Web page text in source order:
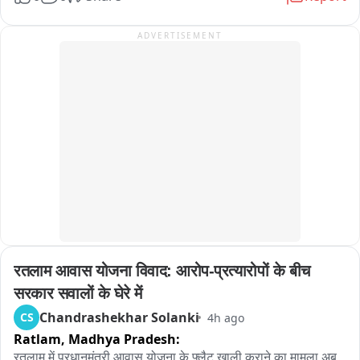
दिक्कतों का सामना करना पड़ रहा है। ADVERTISEMENT
रतलाम आवास योजना विवाद: आरोप-प्रत्यारोपों के बीच
सरकार सवालों के घेरे में
CS Chandrashekhar Solanki 4h ago
Ratlam, Madhya Pradesh:
रतलाम में प्रधानमंत्री आवास योजना के फ्लैट खाली कराने का मामला अब